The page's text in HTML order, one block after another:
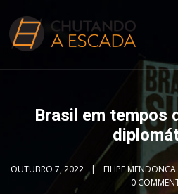
Brasil em tempos
OUTUBRO 7, 2022 FILIPE MENDONCA
0